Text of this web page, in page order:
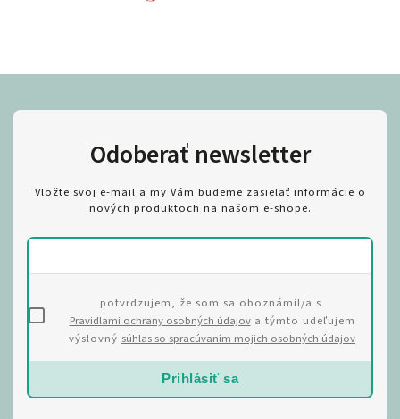
Odoberať newsletter
Vložte svoj e-mail a my Vám budeme zasielať informácie o
nových produktoch na našom e-shope.
potvrdzujem, že som sa oboznámil/a s
Pravidlami ochrany osobných údajova týmto udeľujem
výslovný súhlas so spracúvaním mojich osobných údajov
Prihlásiť sa